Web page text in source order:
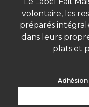
volontaire, les
préparés
dans leurs
plats et
Adhésion